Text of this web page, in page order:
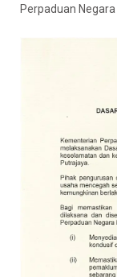
Perpaduan Negara